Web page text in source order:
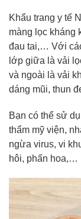
Khẩu trang y tế
màng lọc kháng
đau tai,… Với
lớp giữa là vải
và ngoài là vải
dáng mũi, thun
Bạn có thể sử
thẩm mỹ viện,
ngừa virus, vi
hôi, phấn hoa,…